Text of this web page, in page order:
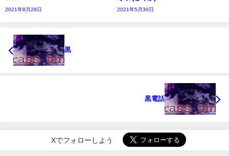
2021年8月28日 2021年5月30日
黒
黒電話
Xでフォローしよう